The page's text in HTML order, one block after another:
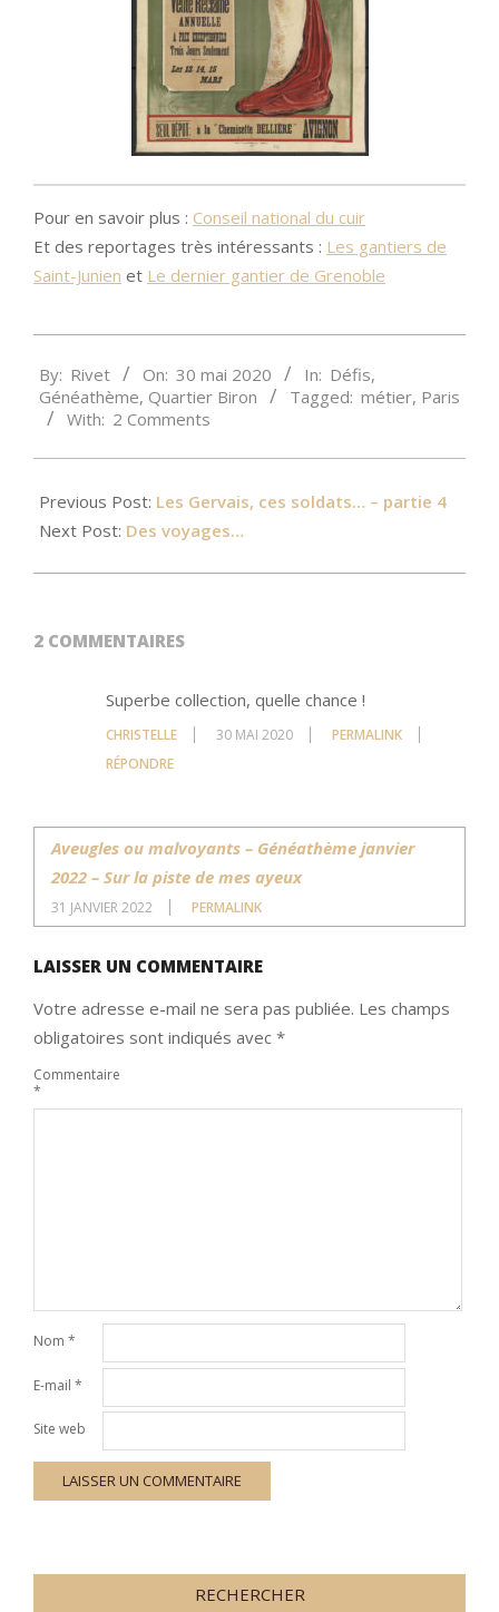
Pour en savoir plus : Conseil national du cuir
Et des reportages très intéressants : Les gantiers de
Saint-Junien et Le dernier gantier de Grenoble
05-
30
By: Rivet On: 30 mai 2020 In: Défis,
Généathème, Quartier Biron Tagged: métier, Paris
With: 2 Comments
Previous Post: Les Gervais, ces soldats… – partie 4
Next Post: Des voyages…
2 COMMENTAIRES
Superbe collection, quelle chance !
CHRISTELLE 30 MAI 2020
PERMALINK
RÉPONDRE
Aveugles ou malvoyants – Généathème janvier
2022 – Sur la piste de mes ayeux
31 JANVIER 2022 PERMALINK
LAISSER UN COMMENTAIRE
Votre adresse e-mail ne sera pas publiée. Les champs
obligatoires sont indiqués avec *
Commentaire
*
Nom *
E-mail *
Site web
RECHERCHER